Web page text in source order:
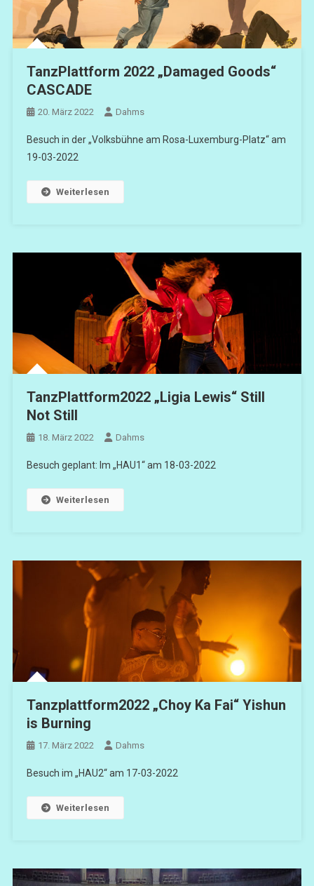
TanzPlattform 2022 „Damaged Goods“
CASCADE
20. März 2022 Dahms
Besuch in der „Volksbühne am Rosa-Luxemburg-Platz“ am
19-03-2022
Weiterlesen
TanzPlattform2022 „Ligia Lewis“ Still
Not Still
18. März 2022 Dahms
Besuch geplant: Im „HAU1“ am 18-03-2022
Weiterlesen
Tanzplattform2022 „Choy Ka Fai“ Yishun
is Burning
17. März 2022 Dahms
Besuch im „HAU2“ am 17-03-2022
Weiterlesen